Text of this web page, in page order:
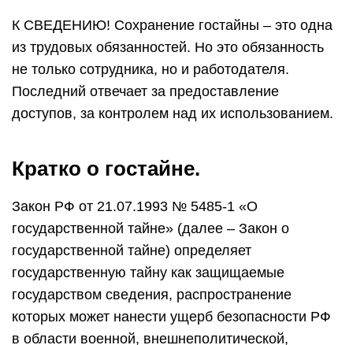
К СВЕДЕНИЮ! Сохранение гостайны – это одна
из трудовых обязанностей. Но это обязанность
не только сотрудника, но и работодателя.
Последний отвечает за предоставление
доступов, за контролем над их использованием.
Кратко о гостайне.
Закон РФ от 21.07.1993 № 5485-1 «О
государственной тайне» (далее – Закон о
государственной тайне) определяет
государственную тайну как защищаемые
государством сведения, распространение
которых может нанести ущерб безопасности РФ
в области военной, внешнеполитической,